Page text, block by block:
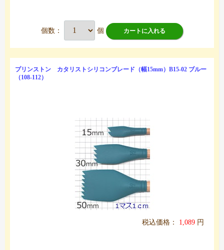
個数： 個 カートに入れる
プリンストン カタリストシリコンブレード（幅15mm）B15-02 ブルー
（108-112）
税込価格： 1,089 円